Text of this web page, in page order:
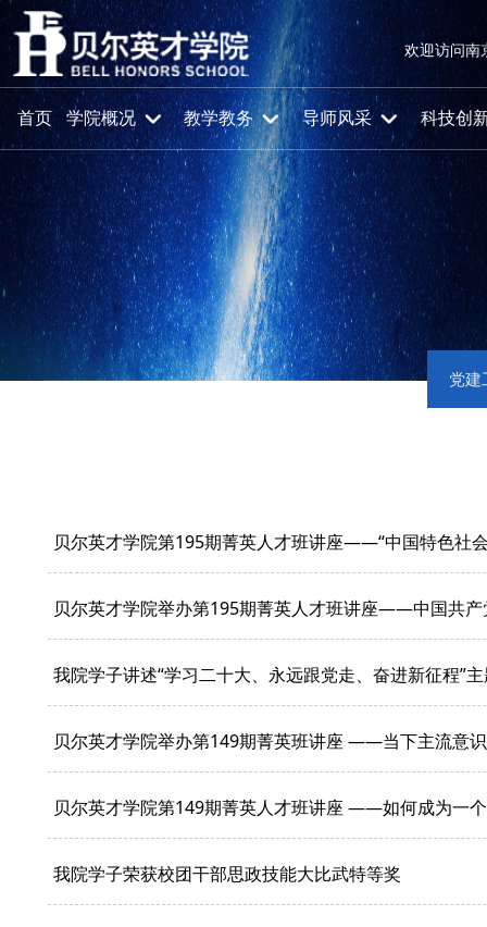
欢迎访问南
首页 学院概况 教学教务 导师风采 科技创
党建
贝尔英才学院第195期菁英人才班讲座——“中国特色社
贝尔英才学院举办第195期菁英人才班讲座——中国共产
我院学子讲述“学习二十大、永远跟党走、奋进新征程”
贝尔英才学院举办第149期菁英班讲座 ——当下主流意
贝尔英才学院第149期菁英人才班讲座 ——如何成为一
我院学子荣获校团干部思政技能大比武特等奖